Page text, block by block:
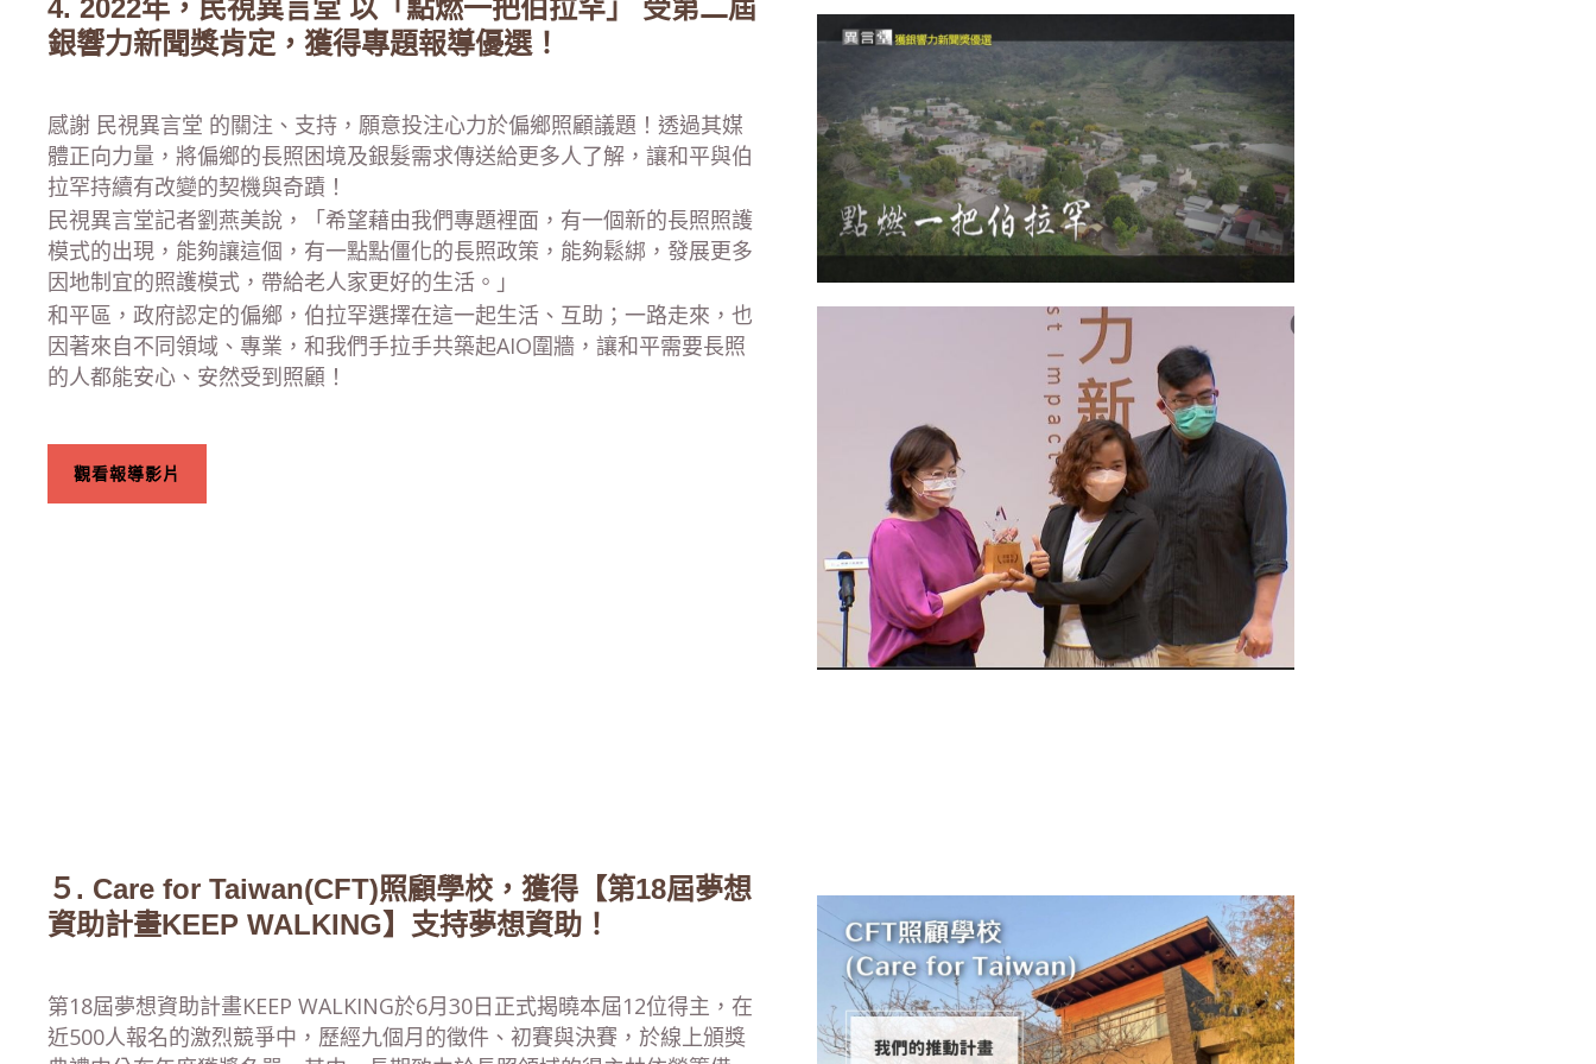
4. 2022年，民視異言堂 以「點燃一把伯拉罕」 受第二屆
銀響力新聞獎肯定，獲得專題報導優選！
感謝 民視異言堂 的關注、支持，願意投注心力於偏鄉照顧議題！透過其媒
體正向力量，將偏鄉的長照困境及銀髮需求傳送給更多人了解，讓和平與伯
拉罕持續有改變的契機與奇蹟！
民視異言堂記者劉燕美說，「希望藉由我們專題裡面，有一個新的長照照護
模式的出現，能夠讓這個，有一點點僵化的長照政策，能夠鬆綁，發展更多
因地制宜的照護模式，帶給老人家更好的生活。」
和平區，政府認定的偏鄉，伯拉罕選擇在這一起生活、互助；一路走來，也
因著來自不同領域、專業，和我們手拉手共築起AIO圍牆，讓和平需要長照
的人都能安心、安然受到照顧！
觀看報導影片
５ . Care for Taiwan(CFT)照顧學校，獲得【第18屆夢想
資助計畫KEEP WALKING】支持夢想資助！
第18屆夢想資助計畫KEEP WALKING於6月30日正式揭曉本屆12位得主，在
近500人報名的激烈競爭中，歷經九個月的徵件、初賽與決賽，於線上頒獎